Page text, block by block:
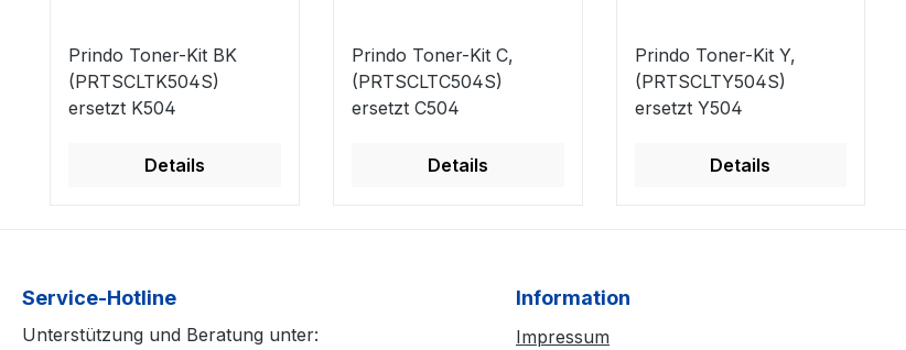
Prindo Toner-Kit BK
(PRTSCLTK504S)
ersetzt K504
Details
Prindo Toner-Kit C,
(PRTSCLTC504S)
ersetzt C504
Details
Prindo Toner-Kit Y,
(PRTSCLTY504S)
ersetzt Y504
Details
Service-Hotline
Unterstützung und Beratung unter:
Information
Impressum